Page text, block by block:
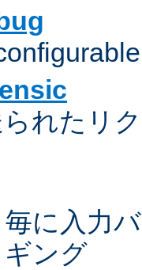
れたリ
毎に入力
ギング